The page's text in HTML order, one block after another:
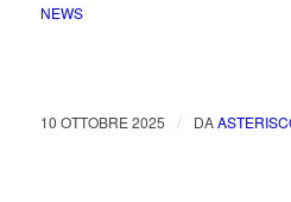
NEWS
10 OTTOBRE 2025 / DA